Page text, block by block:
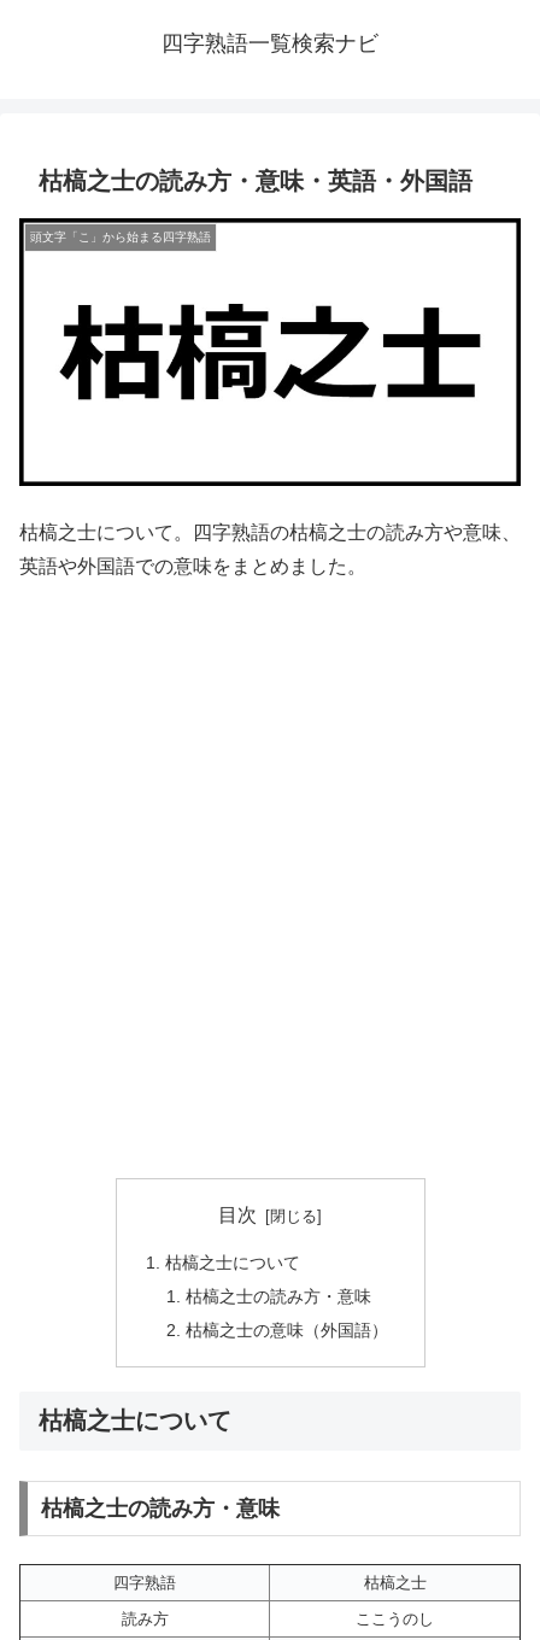
四字熟語一覧検索ナビ
枯槁之士の読み方・意味・英語・外国語
頭文字「こ」から始まる四字熟語
枯槁之士について。四字熟語の枯槁之士の読み方や意味、
英語や外国語での意味をまとめました。
目次
枯槁之士について
枯槁之士の読み方・意味
枯槁之士の意味（外国語）
枯槁之士について
枯槁之士の読み方・意味
四字熟語
枯槁之士
読み方
ここうのし